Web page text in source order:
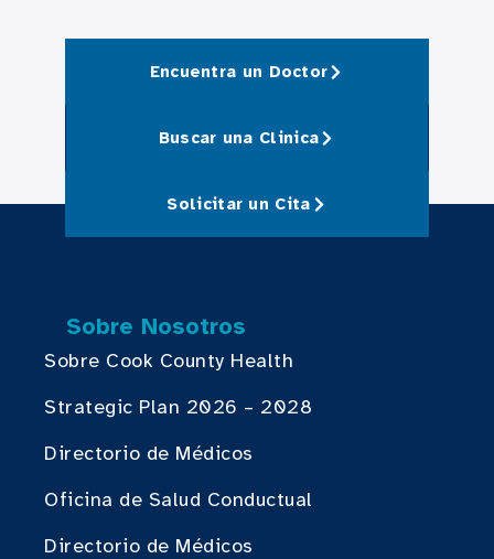
Encuentra un Doctor
Buscar una Clinica
Solicitar un Cita
Sobre Nosotros
Sobre Cook County Health
Strategic Plan 2026 – 2028
Directorio de Médicos
Oficina de Salud Conductual
Directorio de Médicos